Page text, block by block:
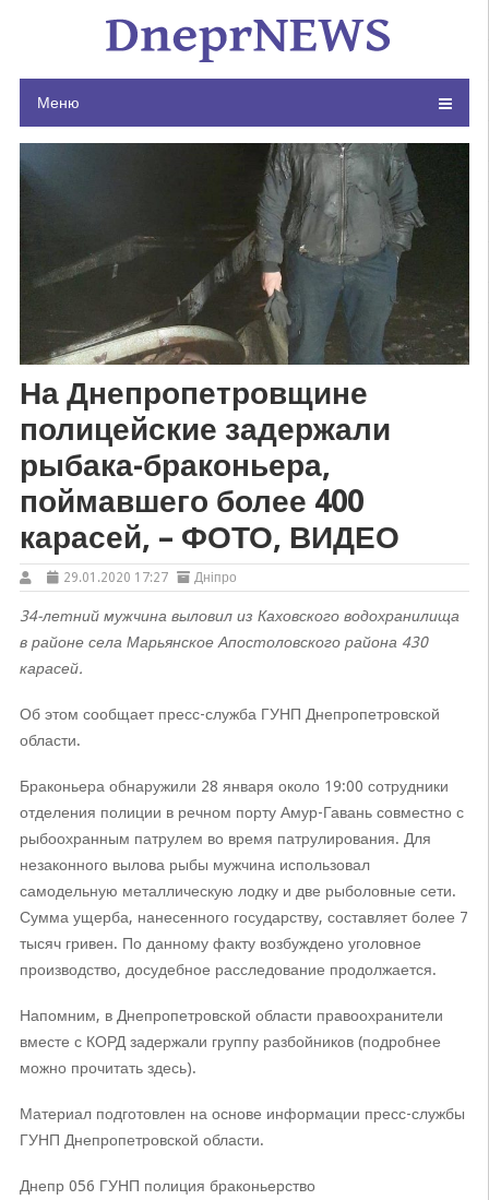
Меню
На Днепропетровщине
полицейские задержали
рыбака-браконьера,
поймавшего более 400
карасей, – ФОТО, ВИДЕО
29.01.2020 17:27 Дніпро
34-летний мужчина выловил из Каховского водохранилища
в районе села Марьянское Апостоловского района 430
карасей.
Об этом сообщает пресс-служба ГУНП Днепропетровской
области.
Браконьера обнаружили 28 января около 19:00 сотрудники
отделения полиции в речном порту Амур-Гавань совместно с
рыбоохранным патрулем во время патрулирования. Для
незаконного вылова рыбы мужчина использовал
самодельную металлическую лодку и две рыболовные сети.
Сумма ущерба, нанесенного государству, составляет более 7
тысяч гривен. По данному факту возбуждено уголовное
производство, досудебное расследование продолжается.
Напомним, в Днепропетровской области правоохранители
вместе с КОРД задержали группу разбойников (подробнее
можно прочитать здесь).
Материал подготовлен на основе информации пресс-службы
ГУНП Днепропетровской области.
Днепр 056 ГУНП полиция браконьерство